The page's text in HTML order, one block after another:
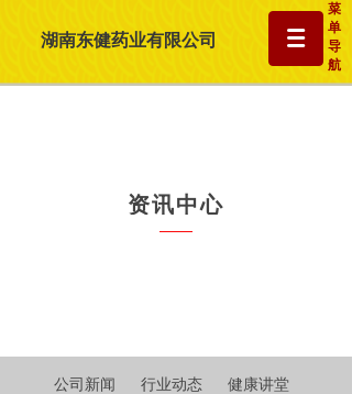
菜
单
导
航
湖南东健药业有限公司
资讯中心
公司新闻 行业动态 健康讲堂